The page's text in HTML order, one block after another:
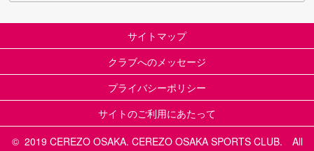
サイトマップ
クラブへのメッセージ
プライバシーポリシー
サイトのご利用にあたって
© 2019 CEREZO OSAKA. CEREZO OSAKA SPORTS CLUB. All